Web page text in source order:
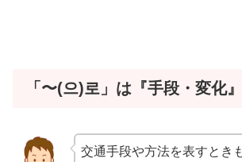
「〜(으)로」は『手段・変化
交通手段や方法を表すとき